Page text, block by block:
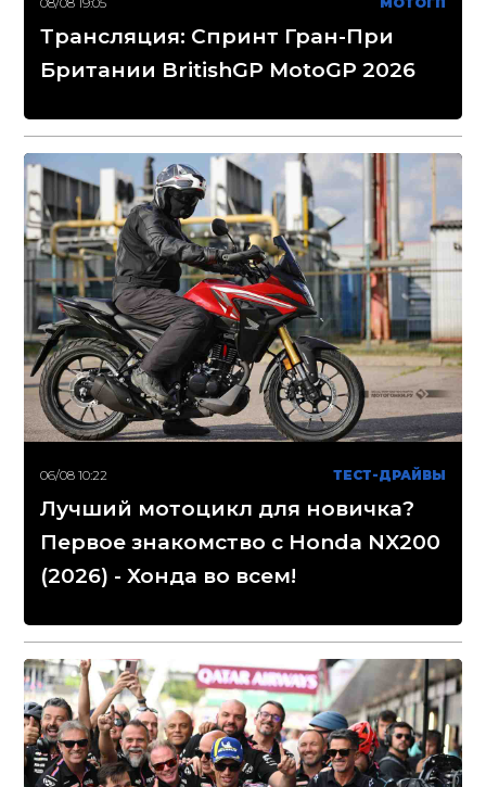
Трансляция: Спринт Гран-При
Британии BritishGP MotoGP 2026
06/08 10:22 ТЕСТ-ДРАЙВЫ
Лучший мотоцикл для новичка?
Первое знакомство с Honda NX200
(2026) - Хонда во всем!